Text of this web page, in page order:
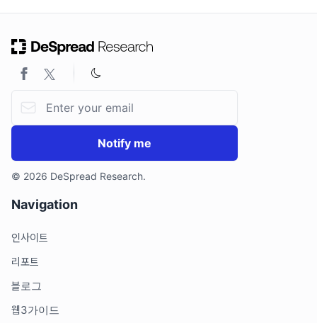
Notify me
© 2026 DeSpread Research.
Navigation
인사이트
리포트
블로그
웹3가이드